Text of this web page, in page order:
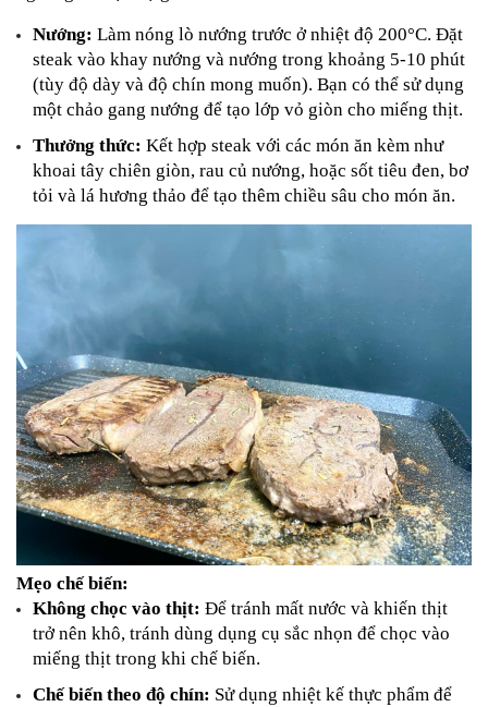
Nướng: Làm nóng lò nướng trước ở nhiệt độ 200°C. Đặt
steak vào khay nướng và nướng trong khoảng 5-10 phút
(tùy độ dày và độ chín mong muốn). Bạn có thể sử dụng
một chảo gang nướng để tạo lớp vỏ giòn cho miếng thịt.
Thưởng thức: Kết hợp steak với các món ăn kèm như
khoai tây chiên giòn, rau củ nướng, hoặc sốt tiêu đen, bơ
tỏi và lá hương thảo để tạo thêm chiều sâu cho món ăn.
Mẹo chế biến:
Không chọc vào thịt: Để tránh mất nước và khiến thịt
trở nên khô, tránh dùng dụng cụ sắc nhọn để chọc vào
miếng thịt trong khi chế biến.
Chế biến theo độ chín: Sử dụng nhiệt kế thực phẩm để